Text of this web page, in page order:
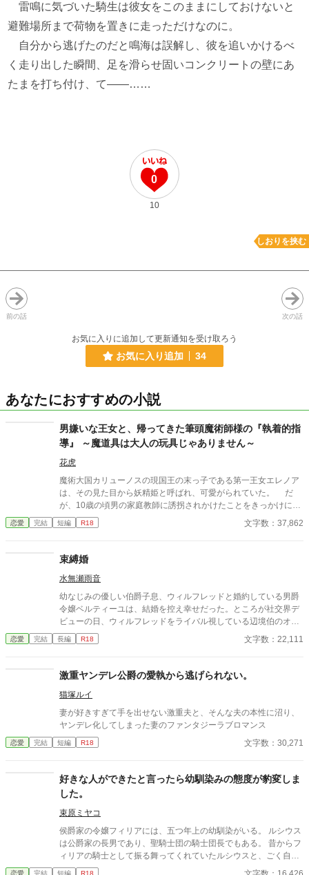
雷鳴に気づいた騎生は彼女をこのままにしておけないと
避難場所まで荷物を置きに走っただけなのに。
自分から逃げたのだと鳴海は誤解し、彼を追いかけるべ
く走り出した瞬間、足を滑らせ固いコンクリートの壁にあ
たまを打ち付け、て――……
0
10
しおりを挟む
前の話 次の話
お気に入りに追加して更新通知を受け取ろう
お気に入り追加 34
あなたにおすすめの小説
男嫌いな王女と、帰ってきた筆頭魔術師様の『執着的指
導』 ～魔道具は大人の玩具じゃありません～
花虎
魔術大国カリューノスの現国王の末っ子である第一王女エレノア
は、その見た目から妖精姫と呼ばれ、可愛がられていた。 だ
が、10歳の頃男の家庭教師に誘拐されかけたことをきっかけに大
人の男嫌いとなってしまう。そんなエレノアの遊び相手として送
り込まれた美少女がいた。……けれどその正体は、兄王子の親友
らまがいにちょっかいをかけていた。けれど、いつの間にか彼は
ると共に少年を忘れていく。 そんなエレノアの前に、可愛がっ
ていた男の子が八年越しに大人になって再び現れた。 「やっと、
あなたに復讐できる」 歪んだ復讐心と執着で魔道具を使ってエレ
ノアに快楽責めを仕掛けてくる美形の宮廷魔術師リアン。 彼の
かれていく。 過去の出来事で男嫌いとなり引きこもりになってし
す。
恋愛 完結 短編 R18 文字数：37,862
束縛婚
水無瀬雨音
幼なじみの優しい伯爵子息、ウィルフレッドと婚約している男爵
令嬢ベルティーユは、結婚を控え幸せだった。ところが社交界デ
ビューの日、ウィルフレッドをライバル視している辺境伯のオー
スティンに出会う。翌日ベルティーユの屋敷を訪れたオースティ
ンは、彼女を手に入れようと画策し……。 清白妙様、砂月美乃様
恋愛 完結 長編 R18 文字数：22,111
激重ヤンデレ公爵の愛執から逃げられない。
猫塚ルイ
妻が好きすぎて手を出せない激重夫と、そんな夫の本性に沼り、
ヤンデレ化してしまった妻のファンタジーラブロマンス
恋愛 完結 短編 R18 文字数：30,271
好きな人ができたと言ったら幼馴染みの態度が豹変しま
した。
束原ミヤコ
侯爵家の令嬢フィリアには、五つ年上の幼馴染がいる。 ルシウス
は公爵家の長男であり、聖騎士団の騎士団長でもある。 昔からフ
ィリアの騎士として振る舞ってくれていたルシウスと、ごく自然
に婚約者になっていた。 しかし、ある日の夜会で、「ルシウス様
恋愛 完結 短編 R18